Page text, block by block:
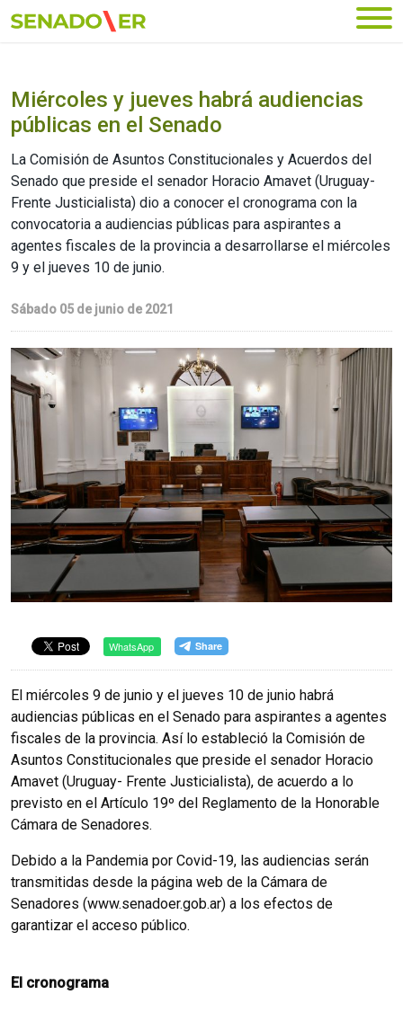
Ir al menú principal
Miércoles y jueves habrá audiencias
públicas en el Senado
La Comisión de Asuntos Constitucionales y Acuerdos del
Senado que preside el senador Horacio Amavet (Uruguay-
Frente Justicialista) dio a conocer el cronograma con la
convocatoria a audiencias públicas para aspirantes a
agentes fiscales de la provincia a desarrollarse el miércoles
9 y el jueves 10 de junio.
Sábado 05 de junio de 2021
WhatsApp
El miércoles 9 de junio y el jueves 10 de junio habrá
audiencias públicas en el Senado para aspirantes a agentes
fiscales de la provincia. Así lo estableció la Comisión de
Asuntos Constitucionales que preside el senador Horacio
Amavet (Uruguay- Frente Justicialista), de acuerdo a lo
previsto en el Artículo 19º del Reglamento de la Honorable
Cámara de Senadores.
Debido a la Pandemia por Covid-19, las audiencias serán
transmitidas desde la página web de la Cámara de
Senadores (www.senadoer.gob.ar) a los efectos de
garantizar el acceso público.
El cronograma